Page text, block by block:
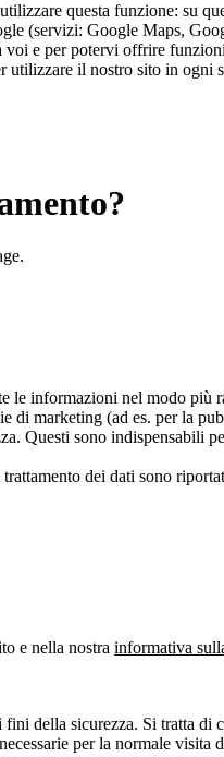
questa funzione: su
(servizi: Google Maps,
e per potervi offrire
utilizzare il nostro sito in ogni
informazioni nel modo
di marketing (ad es. per la
Questi sono indispensabili
dei dati sono
e nella nostra informativa
della sicurezza. Si tratta
per la normale